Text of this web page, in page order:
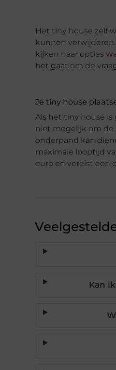
Het tiny house zelf
kunnen
kijken naar opties
het gaat om de
Je tiny house
Als het tiny house
niet mogelijk om de
onderpand kan
maximale looptijd
euro en vereist een
Kan